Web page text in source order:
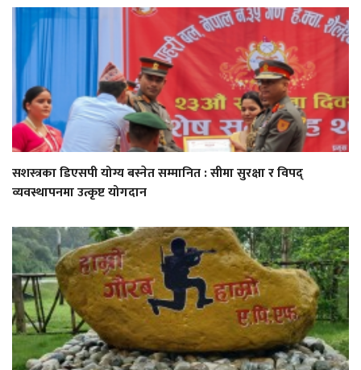
सशस्त्रका डिएसपी योग्य बस्नेत सम्मानित : सीमा सुरक्षा र विपद्
व्यवस्थापनमा उत्कृष्ट योगदान